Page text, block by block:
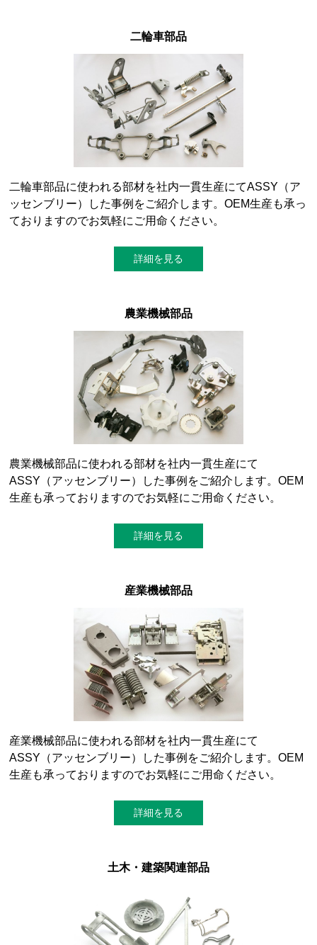
二輪車部品
二輪車部品に使われる部材を社内一貫生産にてASSY（ア
ッセンブリー）した事例をご紹介します。OEM生産も承っ
ておりますのでお気軽にご用命ください。
詳細を見る
農業機械部品
農業機械部品に使われる部材を社内一貫生産にて
ASSY（アッセンブリー）した事例をご紹介します。OEM
生産も承っておりますのでお気軽にご用命ください。
詳細を見る
産業機械部品
産業機械部品に使われる部材を社内一貫生産にて
ASSY（アッセンブリー）した事例をご紹介します。OEM
生産も承っておりますのでお気軽にご用命ください。
詳細を見る
土木・建築関連部品